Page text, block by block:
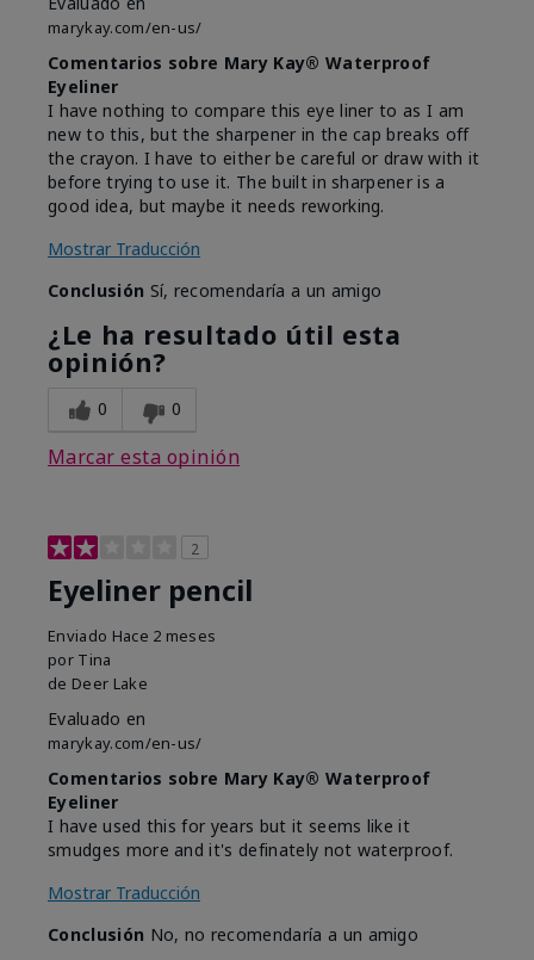
marykay.com/en-us/
Comentarios sobre Mary Kay® Waterproof
Eyeliner
I have nothing to compare this eye liner to as I am
new to this, but the sharpener in the cap breaks off
the crayon. I have to either be careful or draw with it
before trying to use it. The built in sharpener is a
good idea, but maybe it needs reworking.
Mostrar Traducción
Conclusión Sí, recomendaría a un amigo
¿Le ha resultado útil esta
opinión?
0 0
Marcar esta opinión
2
Eyeliner pencil
Enviado Hace 2 meses
por Tina
de Deer Lake
Evaluado en
marykay.com/en-us/
Comentarios sobre Mary Kay® Waterproof
Eyeliner
I have used this for years but it seems like it
smudges more and it's definately not waterproof.
Mostrar Traducción
Conclusión No, no recomendaría a un amigo